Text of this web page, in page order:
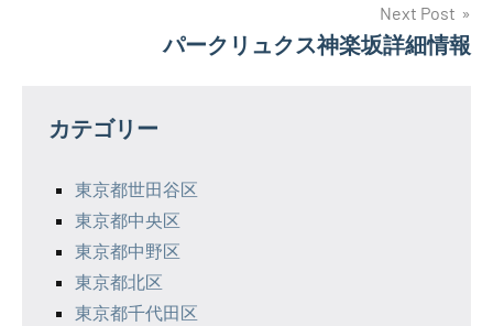
ー
Next Post
パークリュクス神楽坂詳細情報
カテゴリー
東京都世田谷区
東京都中央区
東京都中野区
東京都北区
東京都千代田区